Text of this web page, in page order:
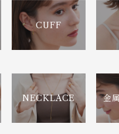
CUFF
NECKLACE
金